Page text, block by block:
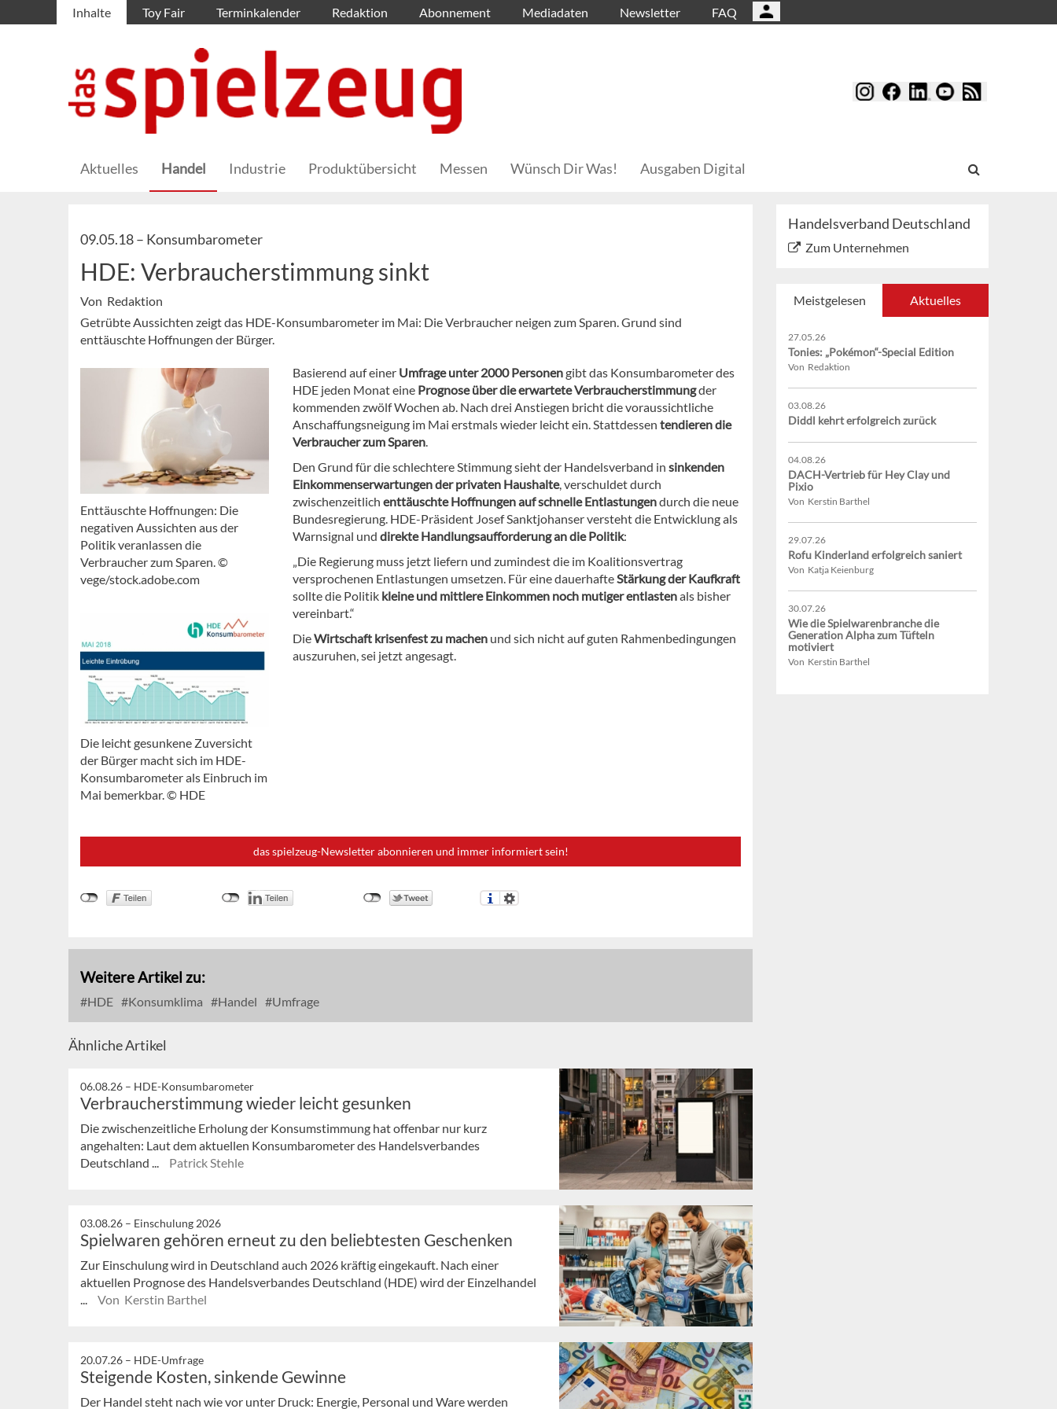
Inhalte Toy Fair Terminkalender Redaktion Abonnement Mediadaten Newsletter FAQ
Aktuelles Handel Industrie Produktübersicht Messen Wünsch Dir Was! Ausgaben Digital
09.05.18 – Konsumbarometer
HDE: Verbraucherstimmung sinkt
Von Redaktion
Getrübte Aussichten zeigt das HDE-Konsumbarometer im Mai: Die Verbraucher neigen zum Sparen. Grund sind
enttäuschte Hoffnungen der Bürger.
Enttäuschte Hoffnungen: Die
negativen Aussichten aus der
Politik veranlassen die
Verbraucher zum Sparen. ©
vege/stock.adobe.com
Die leicht gesunkene Zuversicht
der Bürger macht sich im HDE-
Konsumbarometer als Einbruch im
Mai bemerkbar. © HDE
Basierend auf einer Umfrage unter 2000 Personengibt das Konsumbarometer des
HDE jeden Monat eine Prognose über die erwartete Verbraucherstimmungder
kommenden zwölf Wochen ab. Nach drei Anstiegen bricht die voraussichtliche
Anschaffungsneigung im Mai erstmals wieder leicht ein. Stattdessen tendieren die
Verbraucher zum Sparen.
Den Grund für die schlechtere Stimmung sieht der Handelsverband in sinkenden
Einkommenserwartungen der privaten Haushalte, verschuldet durch
zwischenzeitlich enttäuschte Hoffnungen auf schnelle Entlastungendurch die neue
Bundesregierung. HDE-Präsident Josef Sanktjohanser versteht die Entwicklung als
Warnsignal und direkte Handlungsaufforderung an die Politik:
„Die Regierung muss jetzt liefern und zumindest die im Koalitionsvertrag
versprochenen Entlastungen umsetzen. Für eine dauerhafteStärkung der Kaufkraft
sollte die Politik kleine und mittlere Einkommen noch mutiger entlastenals bisher
vereinbart.“
DieWirtschaft krisenfest zu machen und sich nicht auf guten Rahmenbedingungen
auszuruhen, sei jetzt angesagt.
das spielzeug-Newsletter abonnieren und immer informiert sein!
Weitere Artikel zu:
HDE Konsumklima Handel Umfrage
Ähnliche Artikel
06.08.26 – HDE-Konsumbarometer
Verbraucherstimmung wieder leicht gesunken
Die zwischenzeitliche Erholung der Konsumstimmung hat offenbar nur kurz
angehalten: Laut dem aktuellen Konsumbarometer des Handelsverbandes
Deutschland ...
Patrick Stehle
03.08.26 – Einschulung 2026
Spielwaren gehören erneut zu den beliebtesten Geschenken
Zur Einschulung wird in Deutschland auch 2026 kräftig eingekauft. Nach einer
aktuellen Prognose des Handelsverbandes Deutschland (HDE) wird der Einzelhandel
...
Von Kerstin Barthel
20.07.26 – HDE-Umfrage
Steigende Kosten, sinkende Gewinne
Der Handel steht nach wie vor unter Druck: Energie, Personal und Ware werden
Handelsverband Deutschland
Zum Unternehmen
Meistgelesen Aktuelles
27.05.26
Tonies: „Pokémon“-Special Edition
Von Redaktion
03.08.26
Diddl kehrt erfolgreich zurück
04.08.26
DACH-Vertrieb für Hey Clay und
Pixio
Von Kerstin Barthel
29.07.26
Rofu Kinderland erfolgreich saniert
Von Katja Keienburg
30.07.26
Wie die Spielwarenbranche die
Generation Alpha zum Tüfteln
motiviert
Von Kerstin Barthel